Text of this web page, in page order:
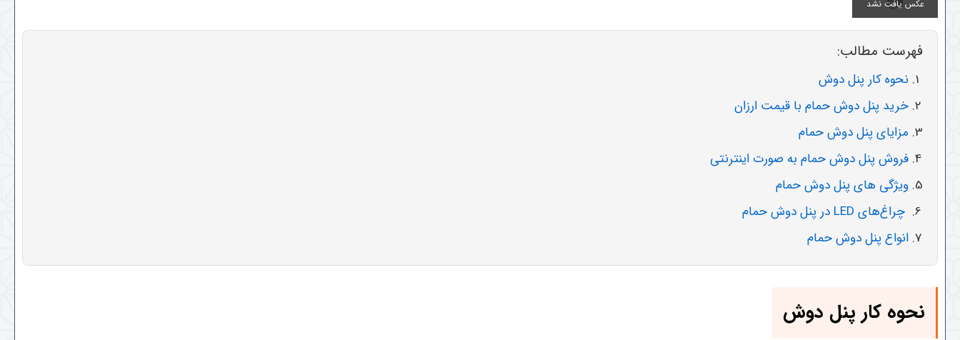
فهرست مطالب:
نحوه کار پنل دوش
خرید پنل دوش حمام با قیمت ارزان
مزایای پنل دوش حمام
فروش پنل دوش حمام به صورت اینترنتی
ویژگی های پنل دوش حمام
چراغ‌های LED در پنل دوش حمام
انواع پنل دوش حمام
نحوه کار پنل دوش